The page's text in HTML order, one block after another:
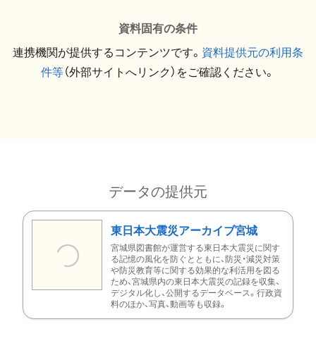
資料固有の条件
連携機関が提供するコンテンツです。 資料提供元の利用条
件等（外部サイトへリンク）をご確認ください。
データの提供元
東日本大震災アーカイブ宮城
宮城県図書館が運営する東日本大震災に関す
る記憶の風化を防ぐとともに、防災・減災対策
や防災教育等に関する効果的な利活用を図る
ため、宮城県内の東日本大震災の記録を収集、
デジタル化し、公開するデータベース。行政資
料のほか、写真、動画等も収録。